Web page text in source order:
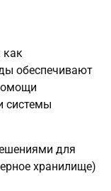
как
обеспечивают
системы
для
хранилище)